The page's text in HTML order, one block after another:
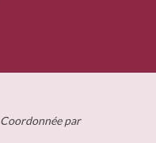
Coordonnée par